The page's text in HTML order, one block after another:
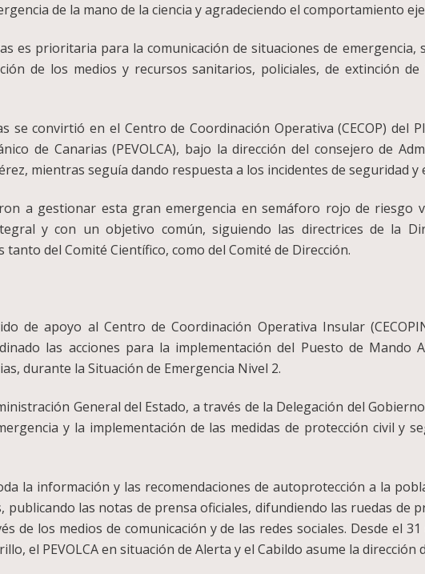
de la mano de la ciencia y agradeciendo el comportamiento
es prioritaria para la comunicación de situaciones de
de los medios y recursos sanitarios, policiales, de extinción
se convirtió en el Centro de Coordinación Operativa (CECOP) del
de Canarias (PEVOLCA), bajo la dirección del consejero de
mientras seguía dando respuesta a los incidentes de seguridad
a gestionar esta gran emergencia en semáforo rojo de riesgo
y con un objetivo común, siguiendo las directrices de la
del Comité Científico, como del Comité de Dirección.
de apoyo al Centro de Coordinación Operativa Insular
las acciones para la implementación del Puesto de Mando
durante la Situación de Emergencia Nivel 2.
General del Estado, a través de la Delegación del
y la implementación de las medidas de protección civil y
la información y las recomendaciones de autoprotección a la
las notas de prensa oficiales, difundiendo las ruedas de
de los medios de comunicación y de las redes sociales. Desde el
el PEVOLCA en situación de Alerta y el Cabildo asume la dirección